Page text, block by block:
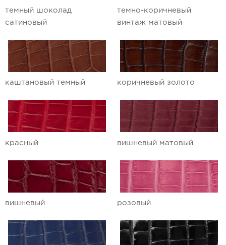
темный шоколад
сатиновый
темно-коричневый
винтаж матовый
каштановый темный коричневый золото
красный вишневый матовый
вишневый розовый
Ремешки для часов Ulysse Nardin
Ремешки для часов Vacheron
Constantin
Ремешки для часов Zenith